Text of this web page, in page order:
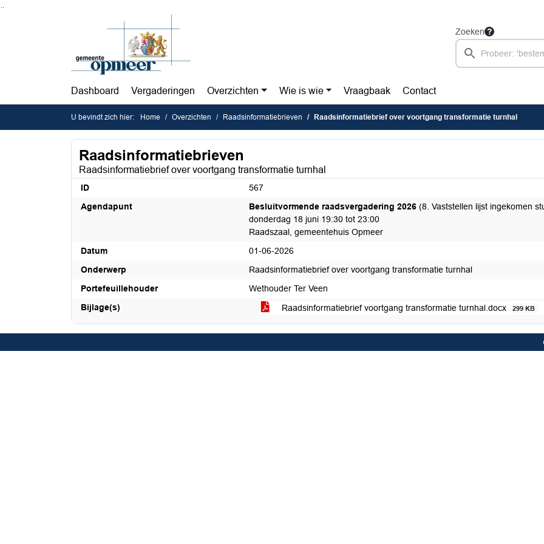
Zoeken
Dashboard Vergaderingen Overzichten Wie is wie Vraagbaak Contact
U bevindt zich hier: Home Overzichten Raadsinformatiebrieven Raadsinformatiebrief over voortgang transformatie turnhal
Raadsinformatiebrieven
Raadsinformatiebrief over voortgang transformatie turnhal
ID
567
Agendapunt
Besluitvormende raadsvergadering 2026 (8. Vaststellen lijst ingekomen
donderdag 18 juni 19:30 tot 23:00
Raadszaal, gemeentehuis Opmeer
Datum
01-06-2026
Onderwerp
Raadsinformatiebrief over voortgang transformatie turnhal
Portefeuillehouder
Wethouder Ter Veen
Bijlage(s)
Raadsinformatiebrief voortgang transformatie turnhal.docx 299 KB